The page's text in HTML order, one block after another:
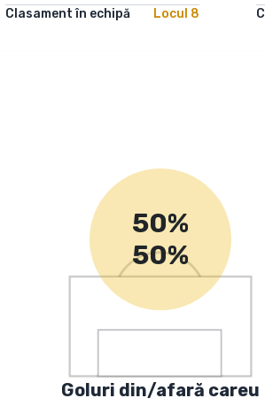
Clasament în echipă Locul 8
50%
50%
Goluri din/afară careu